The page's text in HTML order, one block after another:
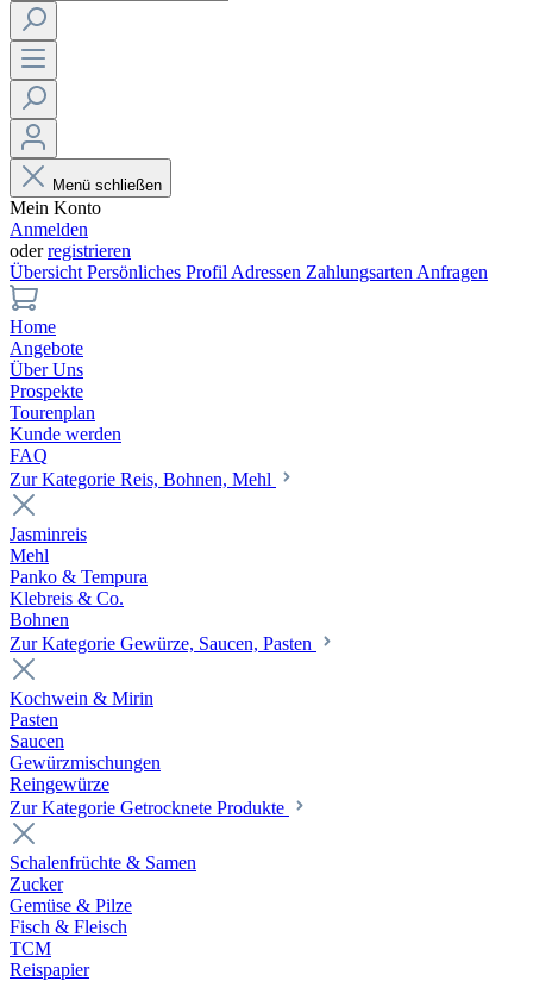
Menü schließen
Mein Konto
Anmelden
oderregistrieren
Übersicht Persönliches Profil Adressen Zahlungsarten Anfragen
Home
Angebote
Über Uns
Prospekte
Tourenplan
Kunde werden
FAQ
Zur Kategorie Reis, Bohnen, Mehl
Jasminreis
Mehl
Panko & Tempura
Klebreis & Co.
Bohnen
Zur Kategorie Gewürze, Saucen, Pasten
Kochwein & Mirin
Pasten
Saucen
Gewürzmischungen
Reingewürze
Zur Kategorie Getrocknete Produkte
Schalenfrüchte & Samen
Zucker
Gemüse & Pilze
Fisch & Fleisch
TCM
Reispapier